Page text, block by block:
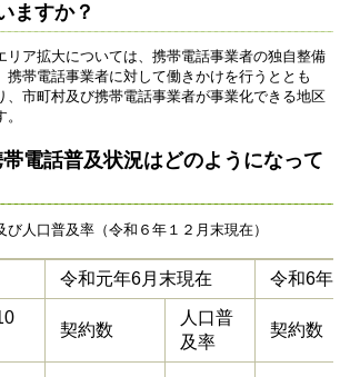
ますか？
ア拡大については、携帯電話事業者の独自整備
携帯電話事業者に対して働きかけを行うととも
、市町村及び携帯電話事業者が事業化できる地区
電話普及状況はどのようになって
人口普及率（令和６年１２月末現在）​
令和元年6月末現在 令和6年
契約数
人口普
及率
契約数